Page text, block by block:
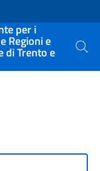
per i
Regioni e
di Trento e Cerca